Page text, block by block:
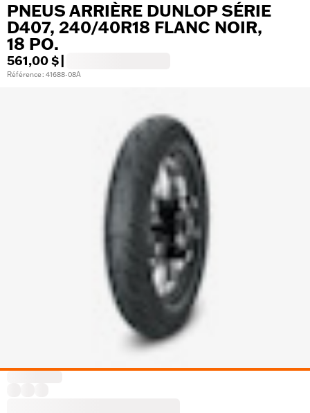
PNEUS ARRIÈRE DUNLOP SÉRIE
D407, 240/40R18 FLANC NOIR,
18 PO.
561,00 $
Référence : 41688-08A